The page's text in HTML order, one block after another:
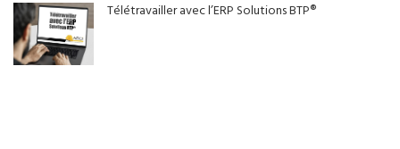
Télétravailler avec l’ERP Solutions BTP®